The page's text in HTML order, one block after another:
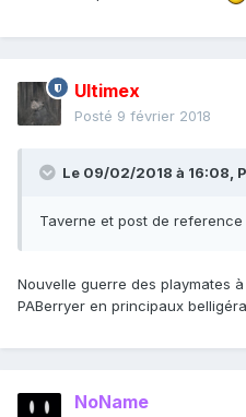
Ultimex
Posté 9 février 2018
Le 09/02/2018 à 16:08,
Taverne et post de reference
Nouvelle guerre des playmates
PABerryer en principaux
NoName